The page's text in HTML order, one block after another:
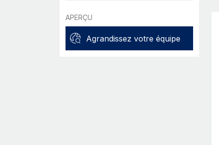
APERÇU
Agrandissez votre équipe